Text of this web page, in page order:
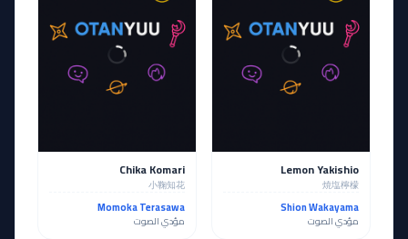
Lemon Yakishio
焼塩檸檬
Shion Wakayama
مؤدي الصوت
Chika Komari
小鞠知花
Momoka Terasawa
مؤدي الصوت